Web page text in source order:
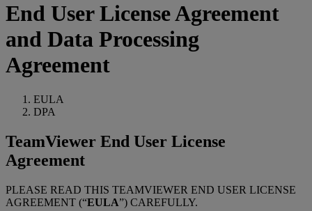
End User License Agreement
and Data Processing
Agreement
EULA
DPA
TeamViewer End User License
Agreement
PLEASE READ THIS TEAMVIEWER END USER LICENSE
AGREEMENT (“EULA”) CAREFULLY.